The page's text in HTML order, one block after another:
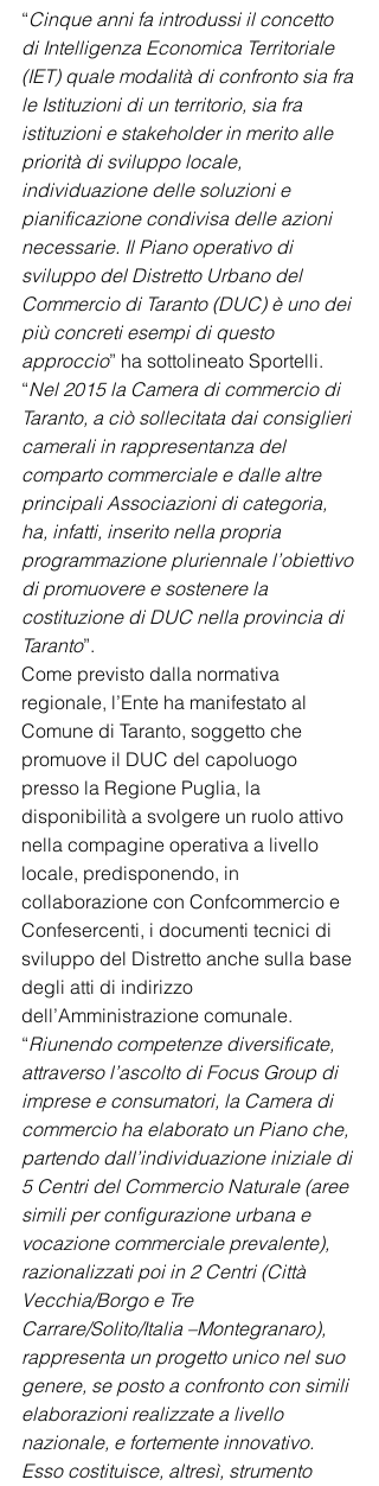
“Cinque anni fa introdussi il concetto
di Intelligenza Economica Territoriale
(IET) quale modalità di confronto sia fra
le Istituzioni di un territorio, sia fra
istituzioni e stakeholder in merito alle
priorità di sviluppo locale,
individuazione delle soluzioni e
pianificazione condivisa delle azioni
necessarie. Il Piano operativo di
sviluppo del Distretto Urbano del
Commercio di Taranto (DUC) è uno dei
più concreti esempi di questo
approccio” ha sottolineato Sportelli.
“Nel 2015 la Camera di commercio di
Taranto, a ciò sollecitata dai consiglieri
camerali in rappresentanza del
comparto commerciale e dalle altre
principali Associazioni di categoria,
ha, infatti, inserito nella propria
programmazione pluriennale l’obiettivo
di promuovere e sostenere la
costituzione di DUC nella provincia di
Taranto”.
Come previsto dalla normativa
regionale, l’Ente ha manifestato al
Comune di Taranto, soggetto che
promuove il DUC del capoluogo
presso la Regione Puglia, la
disponibilità a svolgere un ruolo attivo
nella compagine operativa a livello
locale, predisponendo, in
collaborazione con Confcommercio e
Confesercenti, i documenti tecnici di
sviluppo del Distretto anche sulla base
degli atti di indirizzo
dell’Amministrazione comunale.
“Riunendo competenze diversificate,
attraverso l’ascolto di Focus Group di
imprese e consumatori, la Camera di
commercio ha elaborato un Piano che,
partendo dall’individuazione iniziale di
5 Centri del Commercio Naturale (aree
simili per configurazione urbana e
vocazione commerciale prevalente),
razionalizzati poi in 2 Centri (Città
Vecchia/Borgo e Tre
Carrare/Solito/Italia –Montegranaro),
rappresenta un progetto unico nel suo
genere, se posto a confronto con simili
elaborazioni realizzate a livello
nazionale, e fortemente innovativo.
Esso costituisce, altresì, strumento